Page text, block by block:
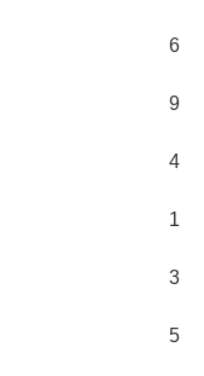
6
9
4
1
3
5